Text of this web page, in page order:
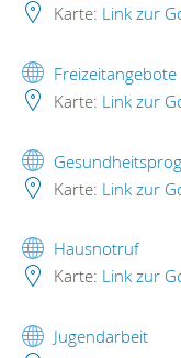
Karte: Link zur
Freizeitangebote
Karte: Link zur
Karte: Link zur
Hausnotruf
Karte: Link zur
Jugendarbeit